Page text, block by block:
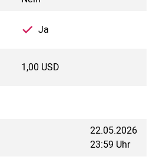
Ja
1,00 USD
22.05.2026
23:59 Uhr